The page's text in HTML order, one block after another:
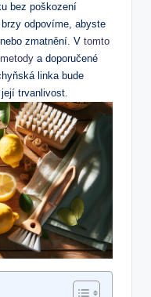
bez poškození
odpovíme, abyste
zmatnění. V tomto
a doporučené
linka bude
trvanlivost.